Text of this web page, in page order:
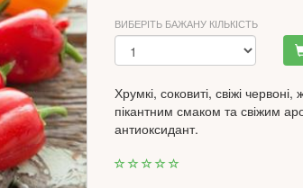
ВИБЕРІТЬ БАЖАНУ КІЛЬКІСТЬ
Хрумкі, соковиті, свіжі
пікантним смаком та свіжим
антиоксидант.